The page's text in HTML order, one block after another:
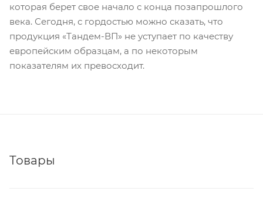
которая берет свое начало с конца позапрошлого
века. Сегодня, с гордостью можно сказать, что
продукция «Тандем-ВП» не уступает по качеству
европейским образцам, а по некоторым
показателям их превосходит.
Товары